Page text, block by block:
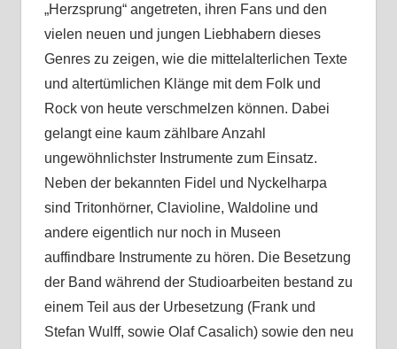
„Herzsprung“ angetreten, ihren Fans und den
vielen neuen und jungen Liebhabern dieses
Genres zu zeigen, wie die mittelalterlichen Texte
und altertümlichen Klänge mit dem Folk und
Rock von heute verschmelzen können. Dabei
gelangt eine kaum zählbare Anzahl
ungewöhnlichster Instrumente zum Einsatz.
Neben der bekannten Fidel und Nyckelharpa
sind Tritonhörner, Clavioline, Waldoline und
andere eigentlich nur noch in Museen
auffindbare Instrumente zu hören. Die Besetzung
der Band während der Studioarbeiten bestand zu
einem Teil aus der Urbesetzung (Frank und
Stefan Wulff, sowie Olaf Casalich) sowie den neu